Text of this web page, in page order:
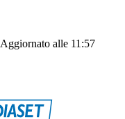
Aggiornato alle 11:57